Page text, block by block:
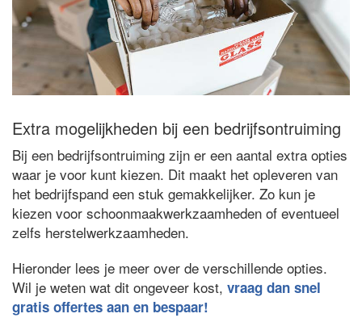
Extra mogelijkheden bij een bedrijfsontruiming
Bij een bedrijfsontruiming zijn er een aantal extra opties
waar je voor kunt kiezen. Dit maakt het opleveren van
het bedrijfspand een stuk gemakkelijker. Zo kun je
kiezen voor schoonmaakwerkzaamheden of eventueel
zelfs herstelwerkzaamheden.
Hieronder lees je meer over de verschillende opties.
Wil je weten wat dit ongeveer kost, vraag dan snel
gratis offertes aan en bespaar!